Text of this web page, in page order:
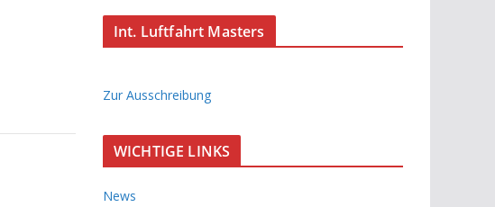
Int. Luftfahrt Masters
Zur Ausschreibung
WICHTIGE LINKS
News